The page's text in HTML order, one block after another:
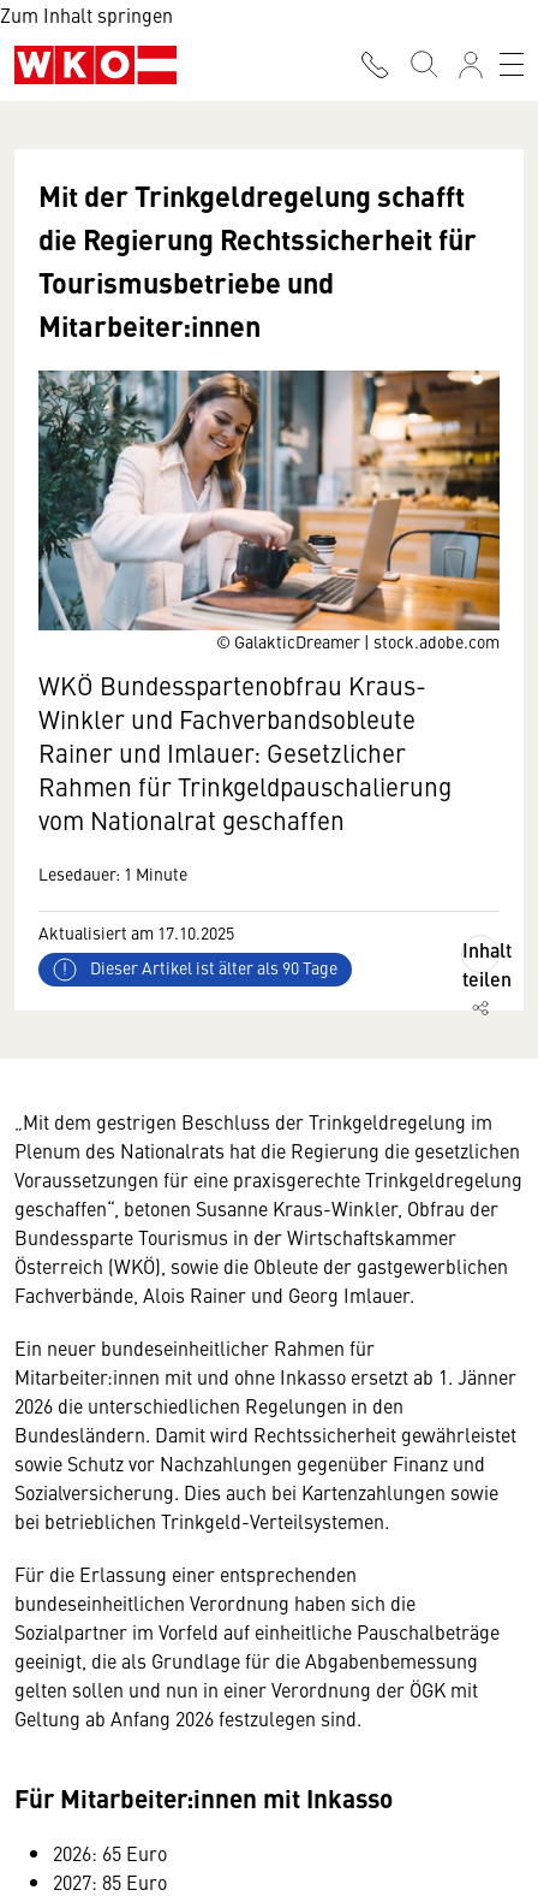
Zum Inhalt springen
© GalakticDreamer | stock.adobe.com
Mit der Trinkgeldregelung schafft
die Regierung Rechtssicherheit für
Tourismusbetriebe und
Mitarbeiter:innen
WKÖ Bundesspartenobfrau Kraus-
Winkler und Fachverbandsobleute
Rainer und Imlauer: Gesetzlicher
Rahmen für Trinkgeldpauschalierung
vom Nationalrat geschaffen
Lesedauer: 1 Minute
Aktualisiert am 17.10.2025
Dieser Artikel ist älter als 90 Tage
Inhalt
teilen
„Mit dem gestrigen Beschluss der Trinkgeldregelung im
Plenum des Nationalrats hat die Regierung die gesetzlichen
Voraussetzungen für eine praxisgerechte Trinkgeldregelung
geschaffen“, betonen Susanne Kraus-Winkler, Obfrau der
Bundessparte Tourismus in der Wirtschaftskammer
Österreich (WKÖ), sowie die Obleute der gastgewerblichen
Fachverbände, Alois Rainer und Georg Imlauer.
Ein neuer bundeseinheitlicher Rahmen für
Mitarbeiter:innen mit und ohne Inkasso ersetzt ab 1. Jänner
2026 die unterschiedlichen Regelungen in den
Bundesländern. Damit wird Rechtssicherheit gewährleistet
sowie Schutz vor Nachzahlungen gegenüber Finanz und
Sozialversicherung. Dies auch bei Kartenzahlungen sowie
bei betrieblichen Trinkgeld-Verteilsystemen.
Für die Erlassung einer entsprechenden
bundeseinheitlichen Verordnung haben sich die
Sozialpartner im Vorfeld auf einheitliche Pauschalbeträge
geeinigt, die als Grundlage für die Abgabenbemessung
gelten sollen und nun in einer Verordnung der ÖGK mit
Geltung ab Anfang 2026 festzulegen sind.
Für Mitarbeiter:innen mit Inkasso
2026: 65 Euro
2027: 85 Euro